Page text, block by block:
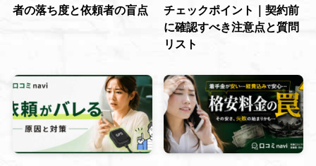
者の落ち度と依頼者の盲点
チェックポイント｜契約前
に確認すべき注意点と質問
リスト